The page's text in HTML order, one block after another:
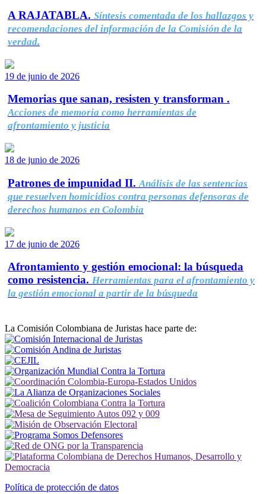
A RAJATABLA. Síntesis comentada de los hallazgos y
recomendaciones del información de la Comisión de la
verdad.
19 de junio de 2026
Memorias que sanan, resisten y transforman .
Acciones de memoria como herramientas de
afrontamiento y justicia
18 de junio de 2026
Patrones de impunidad II. Análisis de las sentencias
que resuelven homicidios contra personas defensoras de
derechos humanos en Colombia
17 de junio de 2026
Afrontamiento y gestión emocional: la búsqueda
como resistencia. Herramientas para el afrontamiento y
la gestión emocional a partir de la búsqueda
La Comisión Colombiana de Juristas hace parte de:
Política de protección de datos